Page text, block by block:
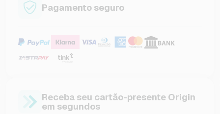
Pagamento seguro
Receba seu cartão-presente Origin
em segundos